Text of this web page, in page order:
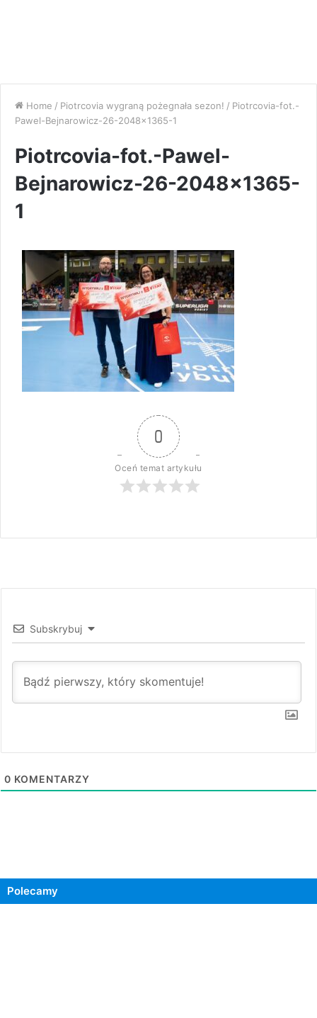
Home / Piotrcovia wygraną pożegnała sezon! / Piotrcovia-fot.-
Pawel-Bejnarowicz-26-2048×1365-1
Piotrcovia-fot.-Pawel-
Bejnarowicz-26-2048×1365-
1
0
Oceń temat artykułu
Subskrybuj
0 KOMENTARZY
Polecamy